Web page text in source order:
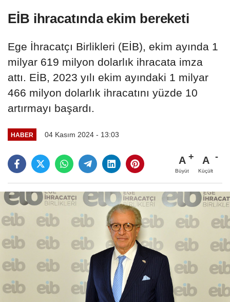
EİB ihracatında ekim bereketi
Ege İhracatçı Birlikleri (EİB), ekim ayında 1
milyar 619 milyon dolarlık ihracata imza
attı. EİB, 2023 yılı ekim ayındaki 1 milyar
466 milyon dolarlık ihracatını yüzde 10
artırmayı başardı.
HABER 04 Kasım 2024 - 13:03
A
Büyüt
A
Küçült